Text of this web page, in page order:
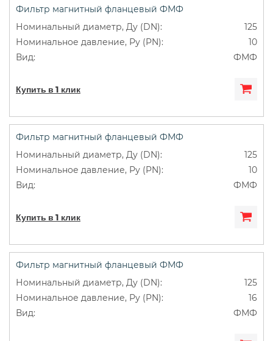
Фильтр магнитный фланцевый ФМФ
125
10
ФМФ
Купить в 1 клик
Фильтр магнитный фланцевый ФМФ
125
10
ФМФ
Купить в 1 клик
Фильтр магнитный фланцевый ФМФ
125
16
ФМФ